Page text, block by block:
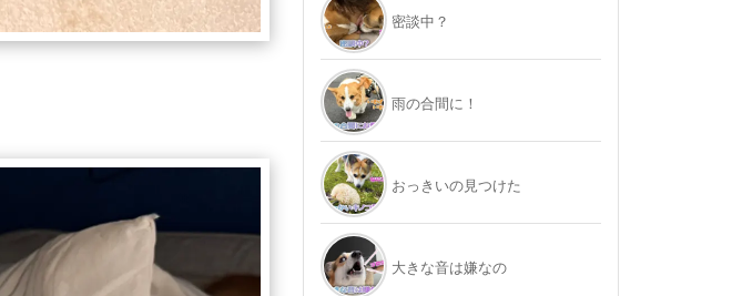
密談中？
雨の合間に！
おっきいの見つけた
大きな音は嫌なの